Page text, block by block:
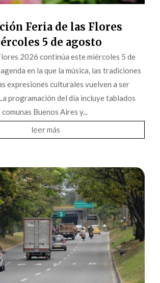
Feria de las Flores
5 de agosto
2026 continúa este miércoles 5 de
en la que la música, las tradiciones
expresiones culturales vuelven a ser
programación del día incluye tablados
Buenos Aires y...
leer más